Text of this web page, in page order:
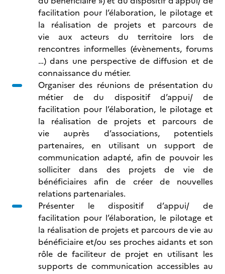
facilitation pour l’élaboration, le pilotage et
la réalisation de projets et parcours de
vie
aux acteurs du territoire lors de
rencontres informelles (évènements, forums
…) dans une perspective de diffusion et de
connaissance du métier.
Organiser des réunions de présentation du
métier de du dispositif d’appui/ de
facilitation pour l’élaboration, le pilotage et
la réalisation de projets et parcours de
vie auprès d’associations, potentiels
partenaires, en utilisant un support de
communication adapté, afin de pouvoir les
solliciter dans des projets de vie de
bénéficiaires afin de créer de nouvelles
relations partenariales.
Présenter le dispositif d’appui/ de
facilitation pour l’élaboration, le pilotage et
la réalisation de projets et parcours de vie au
bénéficiaire et/ou ses proches aidants et son
rôle de faciliteur de projet en utilisant les
supports de communication accessibles au